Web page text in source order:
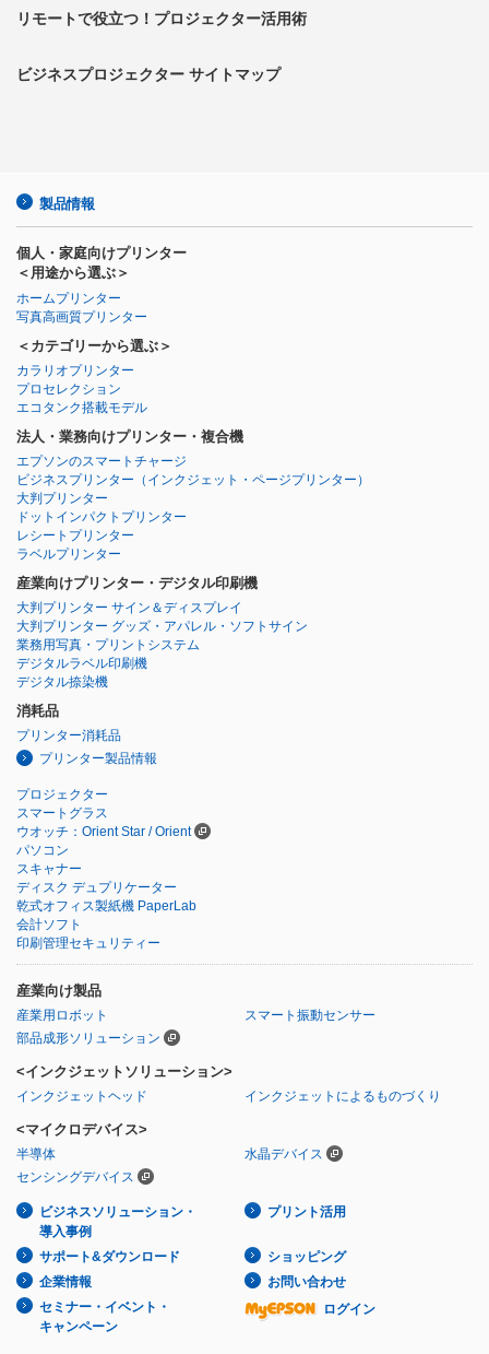
リモートで役立つ！プロジェクター活用術
ビジネスプロジェクター サイトマップ
製品情報
個人・家庭向けプリンター
＜用途から選ぶ＞
ホームプリンター
写真高画質プリンター
＜カテゴリーから選ぶ＞
カラリオプリンター
プロセレクション
エコタンク搭載モデル
法人・業務向けプリンター・複合機
エプソンのスマートチャージ
ビジネスプリンター （インクジェット・ページプリンター）
大判プリンター
ドットインパクトプリンター
レシートプリンター
ラベルプリンター
産業向けプリンター・デジタル印刷機
大判プリンター サイン＆ディスプレイ
大判プリンター グッズ・アパレル・ソフトサイン
業務用写真・プリントシステム
デジタルラベル印刷機
デジタル捺染機
消耗品
プリンター消耗品
プリンター製品情報
プロジェクター
スマートグラス
ウオッチ：Orient Star / Orient
パソコン
スキャナー
ディスク デュプリケーター
乾式オフィス製紙機 PaperLab
会計ソフト
印刷管理セキュリティー
産業向け製品
産業用ロボット
スマート振動センサー
部品成形ソリューション
<インクジェットソリューション>
インクジェットヘッド インクジェットによるものづくり
<マイクロデバイス>
半導体
水晶デバイス
センシングデバイス
ビジネスソリューション・
導入事例
プリント活用
サポート&ダウンロード
ショッピング
企業情報
お問い合わせ
セミナー・イベント・
キャンペーン
ログイン